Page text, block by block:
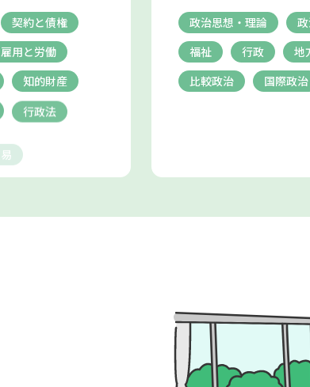
契約と債権
雇用と労働
知的財産
行政法
政治思想・理論
福祉
行政 地
比較政治
国際政治